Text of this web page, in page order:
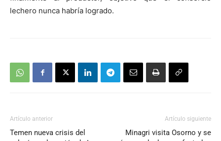
lechero nunca habría logrado.
Artículo anterior
Temen nueva crisis del
Artículo siguiente
Minagri visita Osorno y se